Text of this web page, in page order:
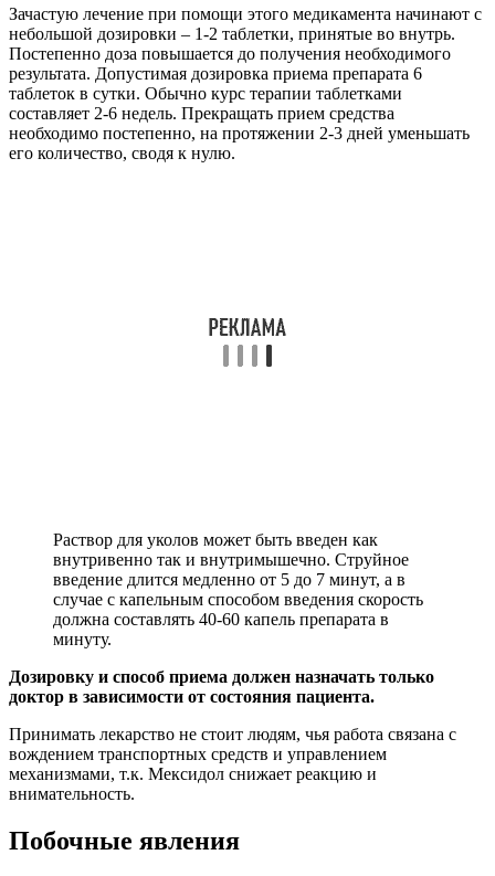
Зачастую лечение при помощи этого медикамента начинают с
небольшой дозировки – 1-2 таблетки, принятые во внутрь.
Постепенно доза повышается до получения необходимого
результата. Допустимая дозировка приема препарата 6
таблеток в сутки. Обычно курс терапии таблетками
составляет 2-6 недель. Прекращать прием средства
необходимо постепенно, на протяжении 2-3 дней уменьшать
его количество, сводя к нулю.
Раствор для уколов может быть введен как
внутривенно так и внутримышечно. Струйное
введение длится медленно от 5 до 7 минут, а в
случае с капельным способом введения скорость
должна составлять 40-60 капель препарата в
минуту.
Дозировку и способ приема должен назначать только
доктор в зависимости от состояния пациента.
Принимать лекарство не стоит людям, чья работа связана с
вождением транспортных средств и управлением
механизмами, т.к. Мексидол снижает реакцию и
внимательность.
Побочные явления